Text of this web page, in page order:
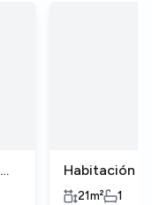
Habitación
Salute
21m² 1